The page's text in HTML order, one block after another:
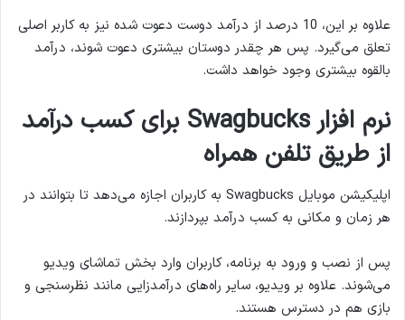
علاوه بر این، 10 درصد از درآمد دوست دعوت شده نیز به کاربر اصلی
تعلق می‌گیرد. پس هر چقدر دوستان بیشتری دعوت شوند، درآمد
بالقوه بیشتری وجود خواهد داشت.
نرم افزار Swagbucks برای کسب درآمد
از طریق تلفن همراه
اپلیکیشن موبایل Swagbucks به کاربران اجازه می‌دهد تا بتوانند در
هر زمان و مکانی به کسب درآمد بپردازند.
پس از نصب و ورود به برنامه، کاربران وارد بخش تماشای ویدیو
می‌شوند. علاوه بر ویدیو، سایر راه‌های درآمدزایی مانند نظرسنجی و
بازی هم در دسترس هستند.